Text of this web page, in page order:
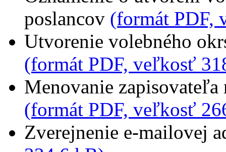
poslancov (formát PDF,
Utvorenie volebného
(formát PDF, veľkosť
Menovanie
(formát PDF, veľkosť
Zverejnenie e-mailovej